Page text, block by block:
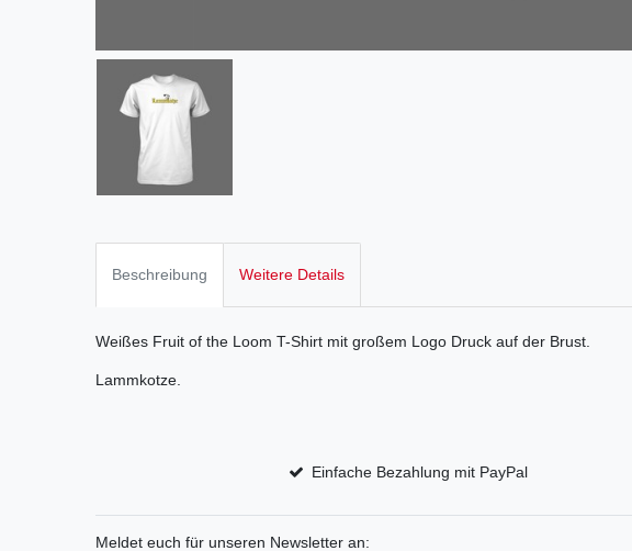
Beschreibung Weitere Details
Weißes Fruit of the Loom T-Shirt mit großem Logo Druck auf der Brust.
Lammkotze.
Einfache Bezahlung mit PayPal
Meldet euch für unseren Newsletter an: